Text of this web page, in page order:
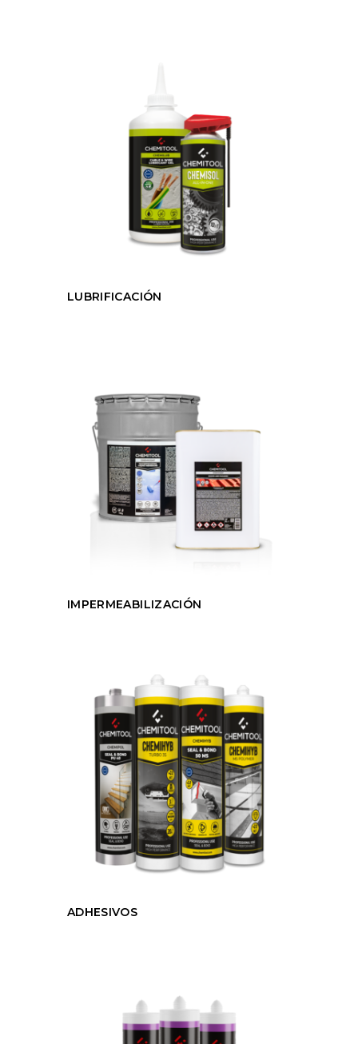
LUBRIFICACIÓN
IMPERMEABILIZACIÓN
ADHESIVOS